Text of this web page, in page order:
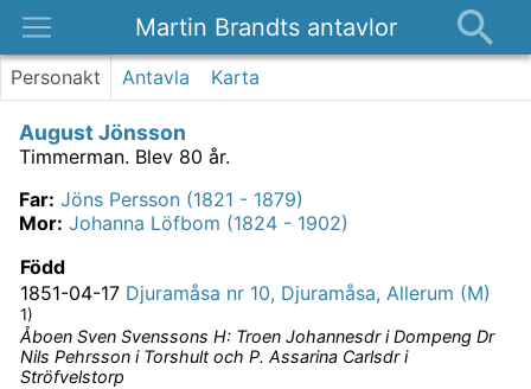
Martin Brandts antavlor
Platser
Om
Kontakt
Personakt Antavla Karta
August Jönsson
Timmerman. Blev 80 år.
Far: Jöns Persson (1821 - 1879)
Mor: Johanna Löfbom (1824 - 1902)
Född
1851-04-17 Djuramåsa nr 10, Djuramåsa, Allerum (M)
1)
Åboen Sven Svenssons H: Troen Johannesdr i Dompeng Dr
Nils Pehrsson i Torshult och P. Assarina Carlsdr i
Ströfvelstorp